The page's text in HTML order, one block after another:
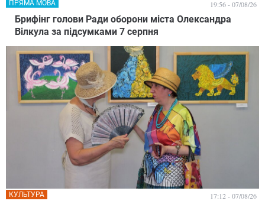
Брифінг голови Ради оборони міста Олександра
Вілкула за підсумками 7 серпня
ПРЯМА МОВА 19:56 - 07/08/26
КУЛЬТУРА 17:12 - 07/08/26